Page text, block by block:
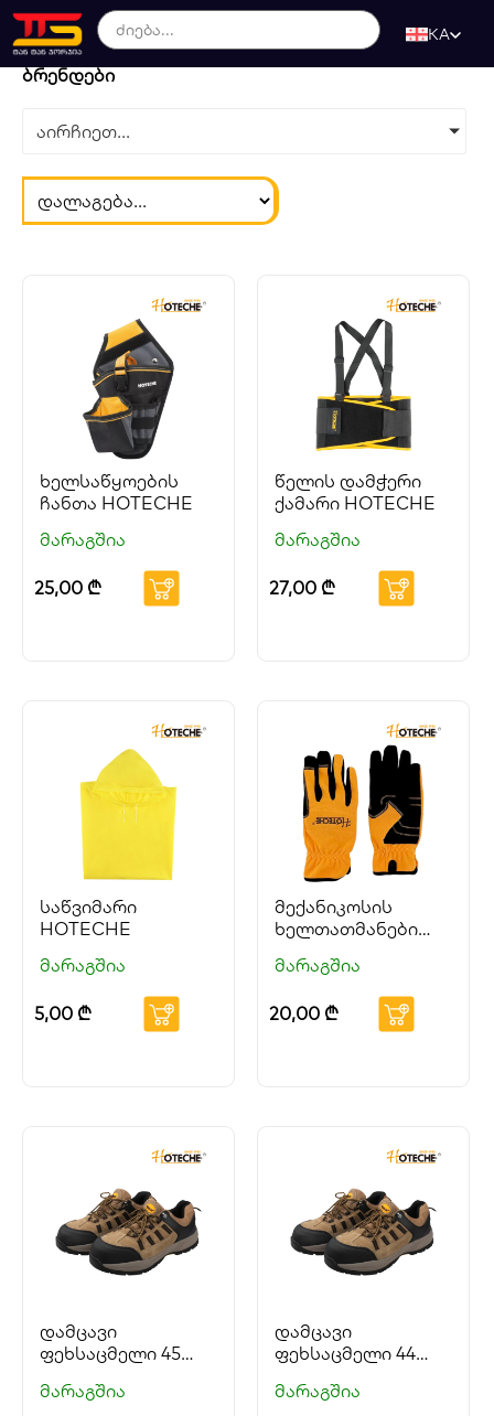
KA
ბრენდები
აირჩიეთ...
ხელსაწყოების
ჩანთა HOTECHE
მარაგშია
25,00 ₾
წელის დამჭერი
ქამარი HOTECHE
მარაგშია
27,00 ₾
საწვიმარი
HOTECHE
მარაგშია
5,00 ₾
მექანიკოსის
ხელთათმანები
მარაგშია
20,00 ₾
დამცავი
ფეხსაცმელი 45
მარაგშია
დამცავი
ფეხსაცმელი 44
მარაგშია